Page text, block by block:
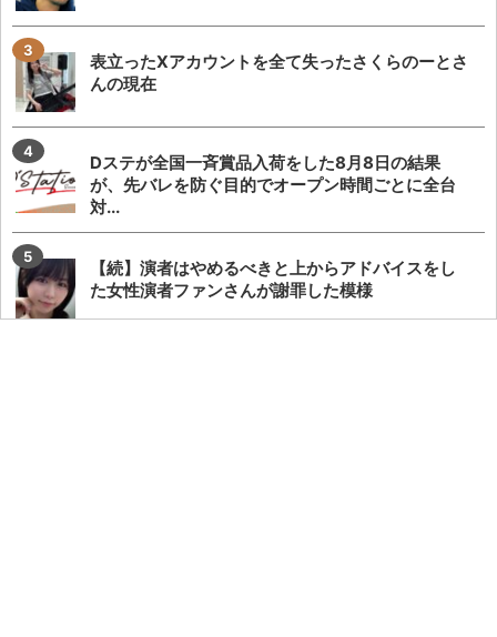
表立ったXアカウントを全て失ったさくらのーとさ
んの現在
Dステが全国一斉賞品入荷をした8月8日の結果
が、先バレを防ぐ目的でオープン時間ごとに全台
対...
【続】演者はやめるべきと上からアドバイスをし
た女性演者ファンさんが謝罪した模様